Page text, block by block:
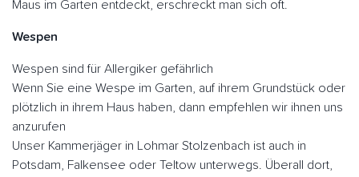
Maus im Garten entdeckt, erschreckt man sich oft.
Wespen
Wespen sind für Allergiker gefährlich
Wenn Sie eine Wespe im Garten, auf ihrem Grundstück oder
plötzlich in ihrem Haus haben, dann empfehlen wir ihnen uns
anzurufen
Unser Kammerjäger in Lohmar Stolzenbach ist auch in
Potsdam, Falkensee oder Teltow unterwegs. Überall dort,